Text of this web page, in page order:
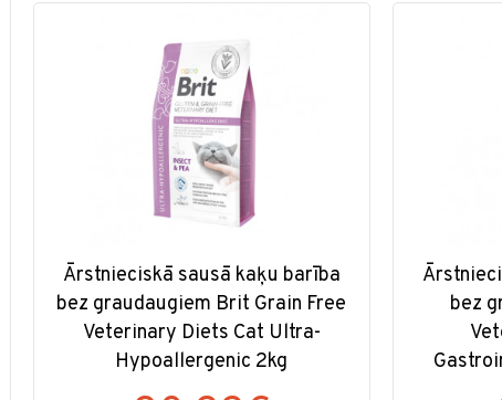
Ārstnieciskā sausā kaķu barība
bez graudaugiem Brit Grain Free
Veterinary Diets Cat Ultra-
Hypoallergenic 2kg
bez